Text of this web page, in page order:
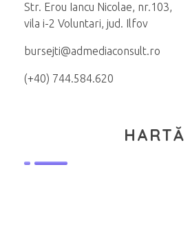
Str. Erou Iancu Nicolae, nr.103,
vila i-2 Voluntari, jud. Ilfov
bursejti@admediaconsult.ro
(+40) 744.584.620
HARTĂ